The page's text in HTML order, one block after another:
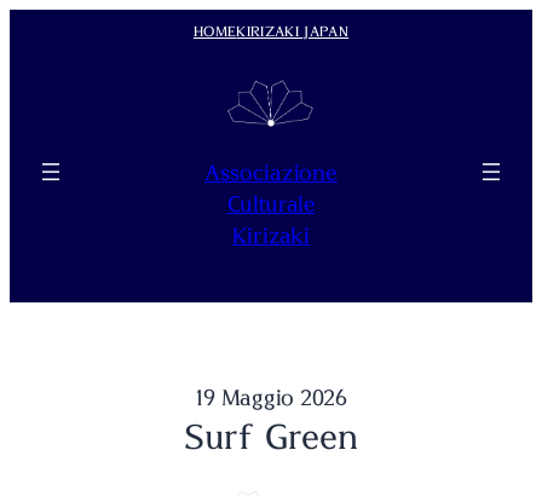
HOMEKIRIZAKI JAPAN
Associazione
Culturale
Kirizaki
19 Maggio 2026
Surf Green